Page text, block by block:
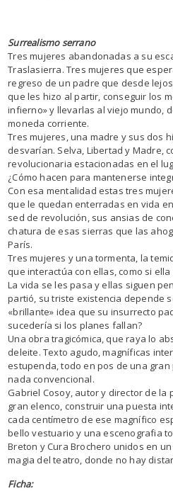
Surrealismo serrano
Tres mujeres abandonadas a su
Traslasierra. Tres mujeres que
regreso de un padre que desde
que les hizo al partir, conseguir los
infierno» y llevarlas al viejo mundo,
moneda corriente.
Tres mujeres, una madre y sus dos
desvarían. Selva, Libertad y Madre,
revolucionaria estacionadas en el
¿Cómo hacen para mantenerse
Con esa mentalidad estas tres
que le quedan enterradas en vida
sed de revolución, sus ansias de
chatura de esas sierras que las
París.
Tres mujeres y una tormenta, la
que interactúa con ellas, como si
La vida se les pasa y ellas siguen
partió, su triste existencia depende
«brillante» idea que su insurrecto
sucedería si los planes fallan?
Una obra tragicómica, que raya lo
deleite. Texto agudo, magníficas
estupenda, todo en pos de una
nada convencional.
Gabriel Cosoy, autor y director de
gran elenco, construir una puesta
cada centímetro de ese magnífico
bello vestuario y una escenografia
Breton y Cura Brochero unidos en
magia del teatro, donde no hay
Ficha: